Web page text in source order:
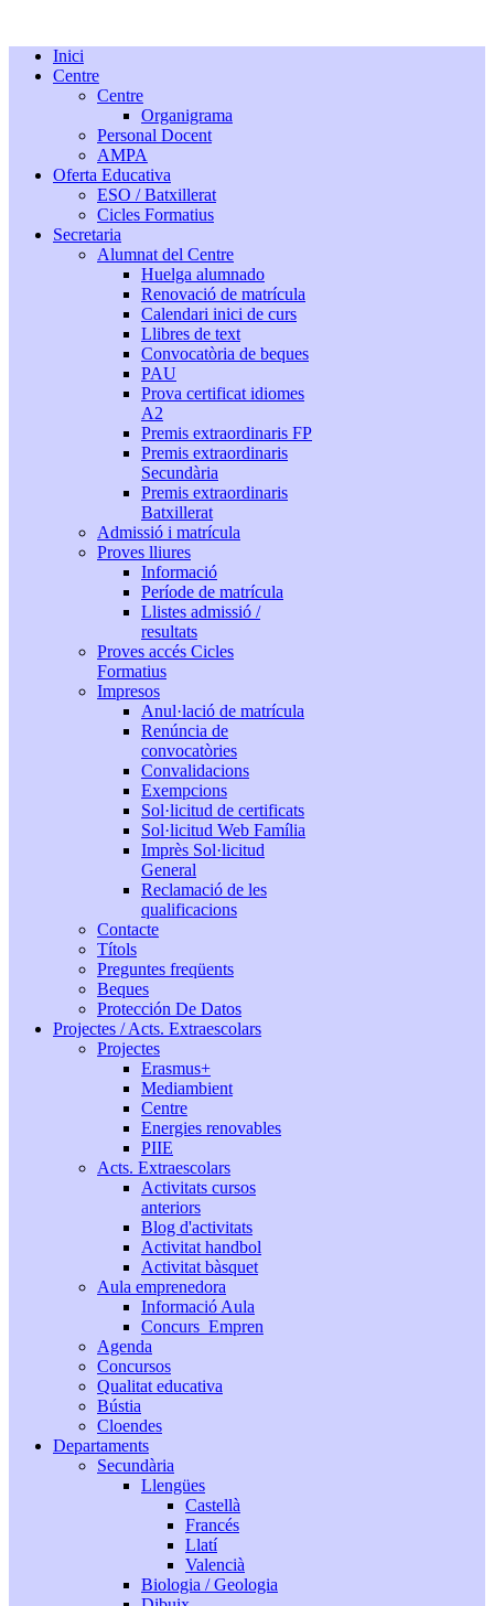
Inici
Centre
Centre
Organigrama
Personal Docent
AMPA
Oferta Educativa
ESO / Batxillerat
Cicles Formatius
Secretaria
Alumnat del Centre
Huelga alumnado
Renovació de matrícula
Calendari inici de curs
Llibres de text
Convocatòria de beques
PAU
Prova certificat idiomes
A2
Premis extraordinaris FP
Premis extraordinaris
Secundària
Premis extraordinaris
Batxillerat
Admissió i matrícula
Proves lliures
Informació
Període de matrícula
Llistes admissió /
resultats
Proves accés Cicles
Formatius
Impresos
Anul·lació de matrícula
Renúncia de
convocatòries
Convalidacions
Exempcions
Sol·licitud de certificats
Sol·licitud Web Família
Imprès Sol·licitud
General
Reclamació de les
qualificacions
Contacte
Títols
Preguntes freqüents
Beques
Protección De Datos
Projectes / Acts. Extraescolars
Projectes
Erasmus+
Mediambient
Centre
Energies renovables
PIIE
Acts. Extraescolars
Activitats cursos
anteriors
Blog d'activitats
Activitat handbol
Activitat bàsquet
Aula emprenedora
Informació Aula
Concurs_Empren
Agenda
Concursos
Qualitat educativa
Bústia
Cloendes
Departaments
Secundària
Llengües
Castellà
Francés
Llatí
Valencià
Biologia / Geologia